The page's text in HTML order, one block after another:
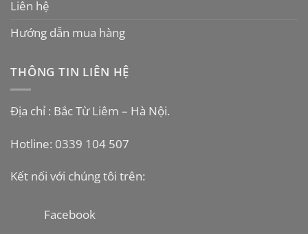
Liên hệ
Hướng dẫn mua hàng
THÔNG TIN LIÊN HỆ
Địa chỉ : Bắc Từ Liêm – Hà Nội.
Hotline: 0339 104 507
Kết nối với chúng tôi trên:
Facebook